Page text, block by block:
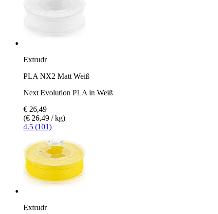
Extrudr
PLA NX2 Matt Weiß
Next Evolution PLA in Weiß
€ 26,49
(€ 26,49 / kg)
4.5 (101)
Extrudr